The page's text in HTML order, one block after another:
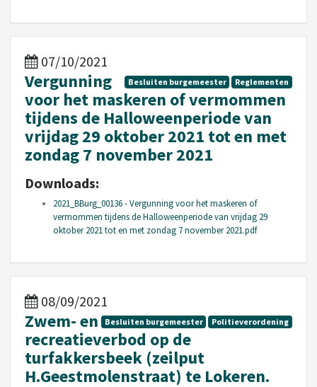
07/10/2021
Besluiten burgemeester Reglementen
Vergunning
voor het maskeren of vermommen
tijdens de Halloweenperiode van
vrijdag 29 oktober 2021 tot en met
zondag 7 november 2021
Downloads:
2021_BBurg_00136 - Vergunning voor het maskeren of
vermommen tijdens de Halloweenperiode van vrijdag 29
oktober 2021 tot en met zondag 7 november 2021.pdf
08/09/2021
Besluiten burgemeester Politieverordening
Zwem- en
recreatieverbod op de
turfakkersbeek (zeilput
H.Geestmolenstraat) te Lokeren.